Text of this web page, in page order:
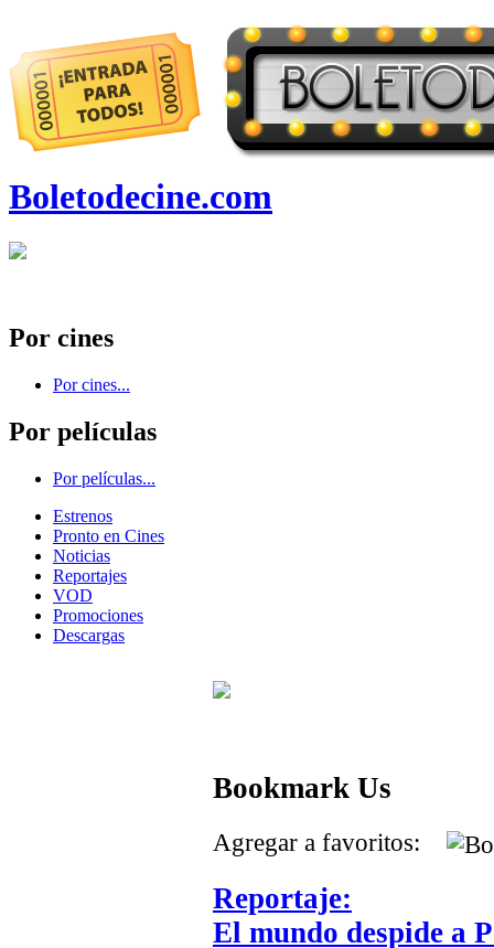
Boletodecine.com
Por cines
Por cines...
Por películas
Por películas...
Estrenos
Pronto en Cines
Noticias
Reportajes
VOD
Promociones
Descargas
Bookmark Us
Agregar a favoritos:
Reportaje:
El mundo despide a